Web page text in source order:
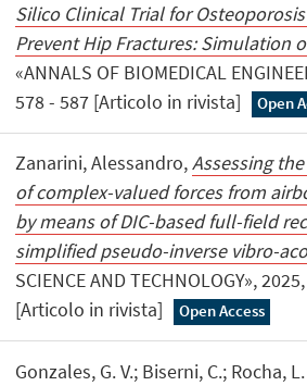
Silico Clinical Trial for
Prevent Hip Fractures: Simulation
«ANNALS OF BIOMEDICAL
578 - 587 [Articolo in rivista]
Open
Zanarini, Alessandro,Assessing
of complex-valued forces from
by means of DIC-based full-field
simplified pseudo-inverse vibro-
SCIENCE AND TECHNOLOGY»,
[Articolo in rivista]
Open Access
Gonzales, G. V.; Biserni, C.; Rocha,